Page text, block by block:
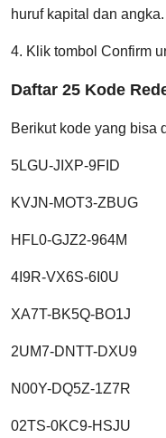
huruf kapital dan angka.
4. Klik tombol Confirm
Daftar 25 Kode
Berikut kode yang bisa
5LGU-JIXP-9FID
KVJN-MOT3-ZBUG
HFL0-GJZ2-964M
4I9R-VX6S-6I0U
XA7T-BK5Q-BO1J
2UM7-DNTT-DXU9
N00Y-DQ5Z-1Z7R
02TS-0KC9-HSJU